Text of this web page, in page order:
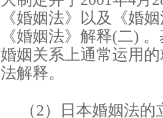
《婚姻法》以及《婚
《婚姻法》解释(二)
婚姻关系上通常运用
法解释。
（2）日本婚姻法的